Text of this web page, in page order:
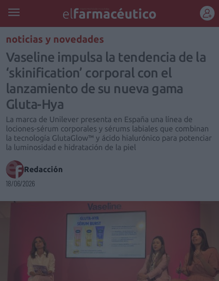
REGÍSTRATE
noticias y novedades
Vaseline impulsa la tendencia de la
‘skinification’ corporal con el
lanzamiento de su nueva gama
Gluta-Hya
La marca de Unilever presenta en España una línea de
lociones-sérum corporales y sérums labiales que combinan
la tecnología GlutaGlow™ y ácido hialurónico para potenciar
la luminosidad e hidratación de la piel
Redacción
18/06/2026